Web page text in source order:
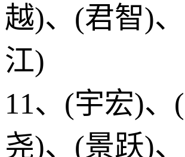
越)、(君智)
江)
11、(宇宏)、
尧)、(景跃)